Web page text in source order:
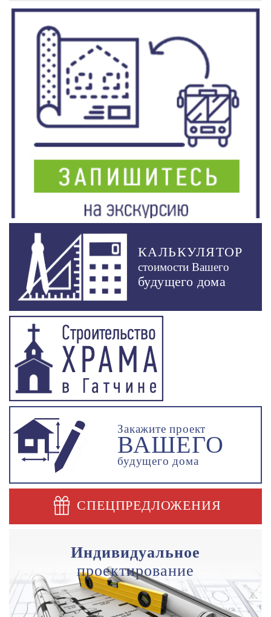
КАЛЬКУЛЯТОР
стоимости Вашего
будущего дома
Закажите проект
ВАШЕГО
будущего дома
СПЕЦПРЕДЛОЖЕНИЯ
Индивидуальное
проектирование